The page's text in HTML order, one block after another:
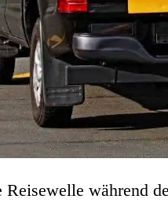
Reisewelle während